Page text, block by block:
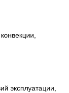
эксплуатации,